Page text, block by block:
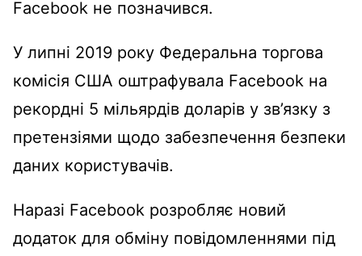
Facebook не позначився.
У липні 2019 року Федеральна торгова
комісія США оштрафувала Facebook на
рекордні 5 мільярдів доларів у зв’язку з
претензіями щодо забезпечення безпеки
даних користувачів.
Наразі Facebook розробляє новий
додаток для обміну повідомленнями під